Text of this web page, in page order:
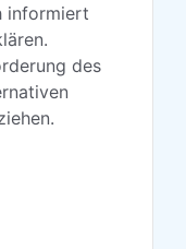
informiert
des